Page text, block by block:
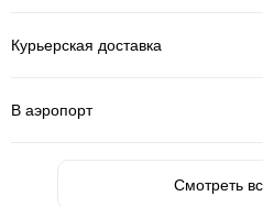
Курьерская доставка
В аэропорт
Смотреть